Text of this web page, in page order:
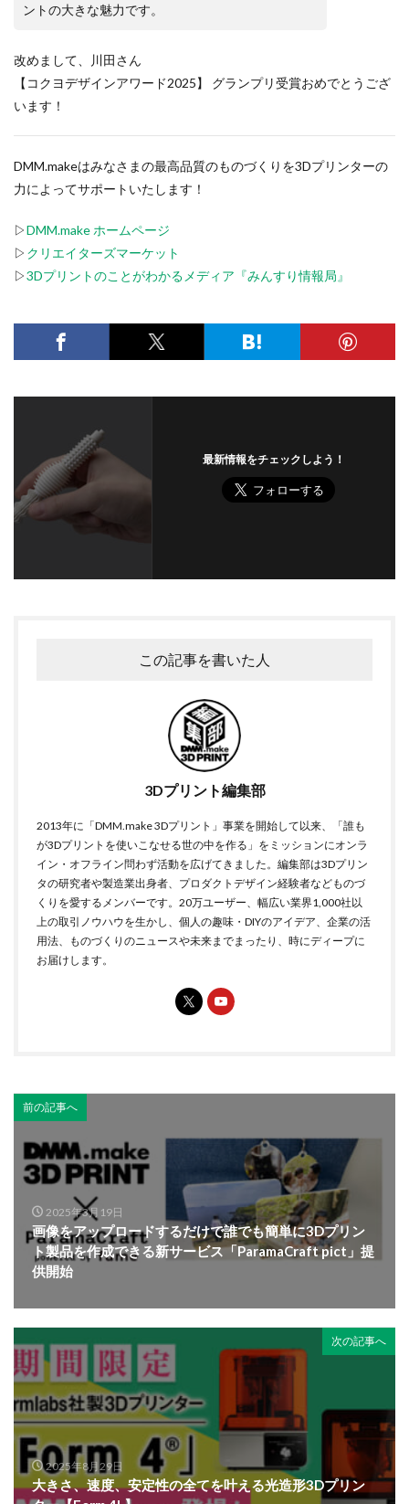
ントの大きな魅力です。
改めまして、川田さん
【コクヨデザインアワード2025】 グランプリ受賞おめでとうござ
います！
DMM.makeはみなさまの最高品質のものづくりを3Dプリンターの
力によってサポートいたします！
▷DMM.make ホームページ
▷ クリエイターズマーケット
▷3Dプリントのことがわかるメディア『みんすり情報局』
最新情報をチェックしよう！
この記事を書いた人
3Dプリント編集部
2013年に「DMM.make 3Dプリント」事業を開始して以来、「誰も
が3Dプリントを使いこなせる世の中を作る」をミッションにオンラ
イン・オフライン問わず活動を広げてきました。編集部は3Dプリン
タの研究者や製造業出身者、プロダクトデザイン経験者などものづ
くりを愛するメンバーです。20万ユーザー、幅広い業界1,000社以
上の取引ノウハウを生かし、個人の趣味・DIYのアイデア、企業の活
用法、ものづくりのニュースや未来までまったり、時にディープに
お届けします。
前の記事へ
2025年3月19日
画像をアップロードするだけで誰でも簡単に3Dプリン
ト製品を作成できる新サービス「ParamaCraft pict」提
供開始
次の記事へ
2025年8月29日
大きさ、速度、安定性の全てを叶える光造形3Dプリン